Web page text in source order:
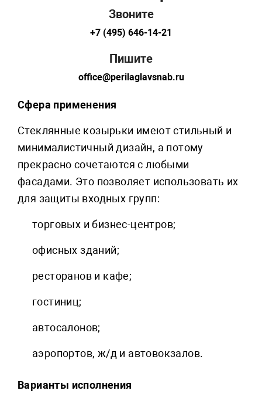
Звоните
+7 (495) 646-14-21
Пишите
office@perilaglavsnab.ru
Сфера применения
Стеклянные козырьки имеют стильный и
минималистичный дизайн, а потому
прекрасно сочетаются с любыми
фасадами. Это позволяет использовать их
для защиты входных групп:
торговых и бизнес-центров;
офисных зданий;
ресторанов и кафе;
гостиниц;
автосалонов;
аэропортов, ж/д и автовокзалов.
Варианты исполнения